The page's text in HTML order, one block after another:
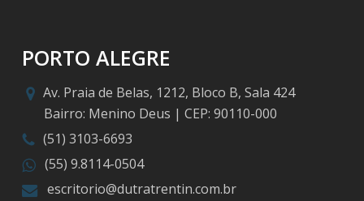
PORTO ALEGRE
Av. Praia de Belas, 1212, Bloco B, Sala 424
Bairro: Menino Deus | CEP: 90110-000
(51) 3103-6693
(55) 9.8114-0504
escritorio@dutratrentin.com.br